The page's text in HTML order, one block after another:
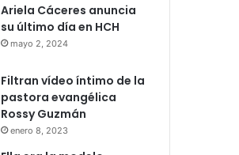
Ariela Cáceres anuncia
su último día en HCH
mayo 2, 2024
Filtran vídeo íntimo de la
pastora evangélica
Rossy Guzmán
enero 8, 2023